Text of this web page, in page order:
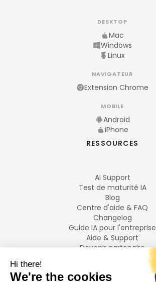
DESKTOP
Mac
Windows
Linux
NAVIGATEUR
Extension Chrome
MOBILE
Android
iPhone
RESSOURCES
AI Support
Test de maturité IA
Blog
Centre d'aide & FAQ
Changelog
Guide IA pour l'entreprise
Aide & Support
Devenir partenaire
LANGUES